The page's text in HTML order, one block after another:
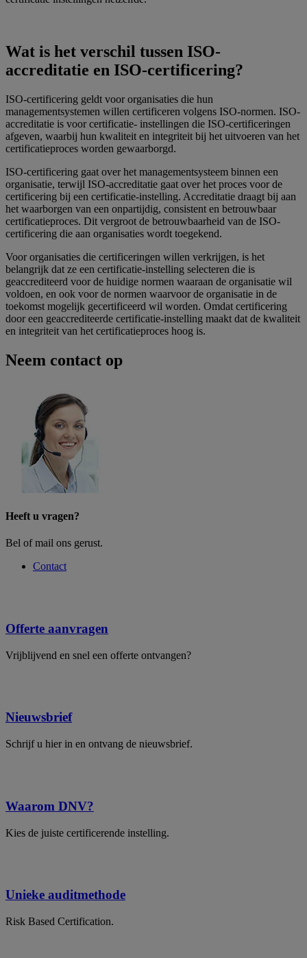
Wat is het verschil tussen ISO-
accreditatie en ISO-certificering?
ISO-certificering geldt voor organisaties die hun
managementsystemen willen certificeren volgens ISO-normen. ISO-
accreditatie is voor certificatie- instellingen die ISO-certificeringen
afgeven, waarbij hun kwaliteit en integriteit bij het uitvoeren van het
certificatieproces worden gewaarborgd.
ISO-certificering gaat over het managementsysteem binnen een
organisatie, terwijl ISO-accreditatie gaat over het proces voor de
certificering bij een certificatie-instelling. Accreditatie draagt bij aan
het waarborgen van een onpartijdig, consistent en betrouwbaar
certificatieproces. Dit vergroot de betrouwbaarheid van de ISO-
certificering die aan organisaties wordt toegekend.
Voor organisaties die certificeringen willen verkrijgen, is het
belangrijk dat ze een certificatie-instelling selecteren die is
geaccrediteerd voor de huidige normen waaraan de organisatie wil
voldoen, en ook voor de normen waarvoor de organisatie in de
toekomst mogelijk gecertificeerd wil worden. Omdat certificering
door een geaccrediteerde certificatie-instelling maakt dat de kwaliteit
en integriteit van het certificatieproces hoog is.
Neem contact op
Heeft u vragen?
Bel of mail ons gerust.
Contact
Offerte aanvragen
Vrijblijvend en snel een offerte ontvangen?
Nieuwsbrief
Schrijf u hier in en ontvang de nieuwsbrief.
Waarom DNV?
Kies de juiste certificerende instelling.
Unieke auditmethode
Risk Based Certification.